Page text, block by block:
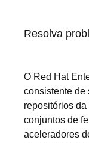
Resolva
O Red Hat
consistente de
repositórios
conjuntos de
aceleradores